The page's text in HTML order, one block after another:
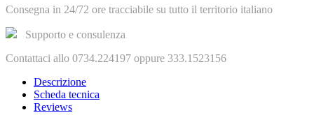
Consegna in 24/72 ore tracciabile su tutto il territorio italiano
Supporto e consulenza
Contattaci allo 0734.224197 oppure 333.1523156
Descrizione
Scheda tecnica
Reviews